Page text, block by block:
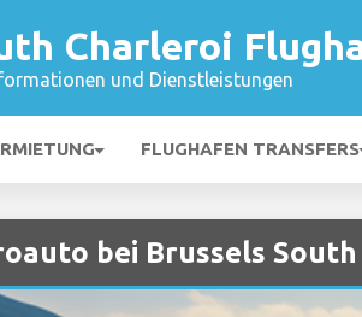
Charleroi
und Dienstleistungen
FLUGHAFEN TRANSFERS
bei Brussels